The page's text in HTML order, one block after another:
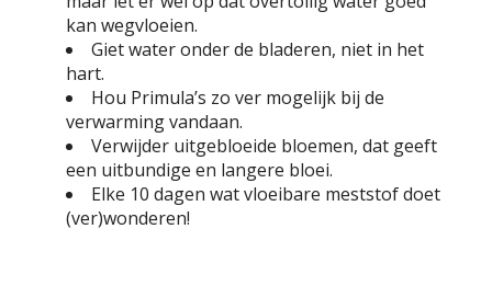
kan wegvloeien.
Giet water onder de bladeren, niet in het
hart.
Hou Primula’s zo ver mogelijk bij de
verwarming vandaan.
Verwijder uitgebloeide bloemen, dat geeft
een uitbundige en langere bloei.
Elke 10 dagen wat vloeibare meststof doet
(ver)wonderen!